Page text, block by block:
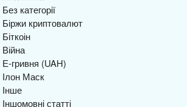
Без категорії
Біржи криптовалют
Біткоін
Війна
Е-гривня (UAH)
Ілон Маск
Інше
Іншомовні статті